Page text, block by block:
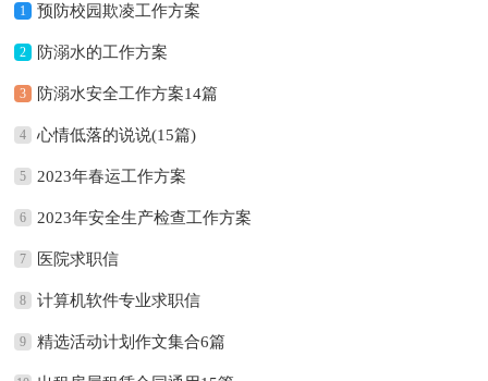
1 预防校园欺凌工作方案
2 防溺水的工作方案
3 防溺水安全工作方案14篇
4 心情低落的说说(15篇)
5 2023年春运工作方案
6 2023年安全生产检查工作方案
7 医院求职信
8 计算机软件专业求职信
9 精选活动计划作文集合6篇